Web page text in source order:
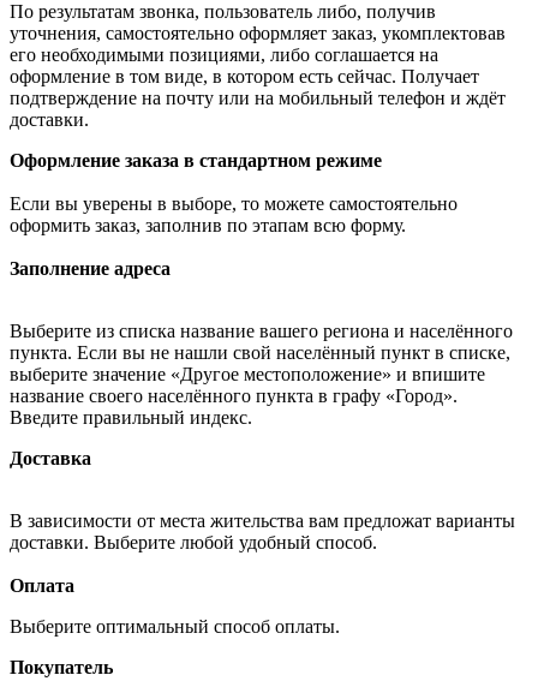
По результатам звонка, пользователь либо, получив
уточнения, самостоятельно оформляет заказ, укомплектовав
его необходимыми позициями, либо соглашается на
оформление в том виде, в котором есть сейчас. Получает
подтверждение на почту или на мобильный телефон и ждёт
доставки.
Оформление заказа в стандартном режиме
Если вы уверены в выборе, то можете самостоятельно
оформить заказ, заполнив по этапам всю форму.
Заполнение адреса
Выберите из списка название вашего региона и населённого
пункта. Если вы не нашли свой населённый пункт в списке,
выберите значение «Другое местоположение» и впишите
название своего населённого пункта в графу «Город».
Введите правильный индекс.
Доставка
В зависимости от места жительства вам предложат варианты
доставки. Выберите любой удобный способ.
Оплата
Выберите оптимальный способ оплаты.
Покупатель